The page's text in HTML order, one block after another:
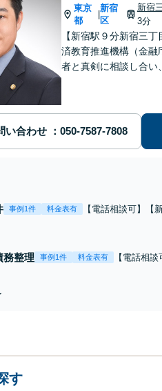
東京
都
|
新宿
区
新宿
3分
【新宿駅９分新宿三
済教育推進機構（金融
者と真剣に相談し合い
い合わせ
事例1件 料金表有
【電話相談可】【
渉など、お任せく
務整理 事例1件 料金表有
【電話相
す